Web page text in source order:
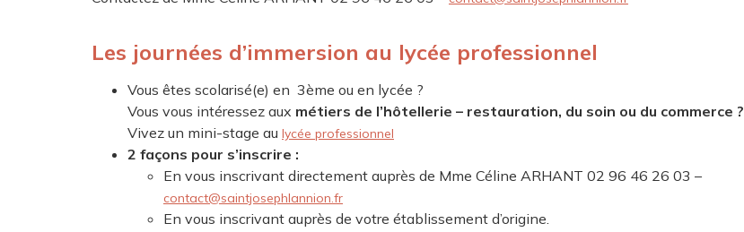
Les journées d’immersion au lycée professionnel
Vous êtes scolarisé(e) en 3ème ou en lycée ?
Vous vous intéressez aux métiers de l’hôtellerie – restauration, du soin ou du commerce ?
Vivez un mini-stage au lycée professionnel
2 façons pour s’inscrire :
En vous inscrivant directement auprès de Mme Céline ARHANT 02 96 46 26 03 –
contact@saintjosephlannion.fr
En vous inscrivant auprès de votre établissement d’origine.